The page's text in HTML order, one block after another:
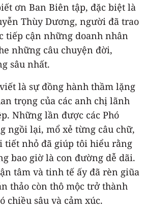
ơn Ban Biên tập, đặc biệt là
Thùy Dương, người đã trao
tiếp cận những doanh nhân
những câu chuyện đời,
sâu nhất.
là sự đồng hành thầm lặng
trọng của các anh chị lãnh
Những lần được các Phó
ngồi lại, mổ xẻ từng câu chữ,
tiết nhỏ đã giúp tôi hiểu rằng
bao giờ là con đường dễ dãi.
tâm và tinh tế ấy đã rèn giũa
thảo còn thô mộc trở thành
chiều sâu và cảm xúc.